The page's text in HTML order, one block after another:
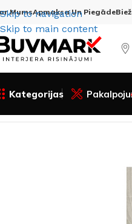
Skip to navigation
Skip to main content
MumsApmaksa Un Piegāde
Kategorijas